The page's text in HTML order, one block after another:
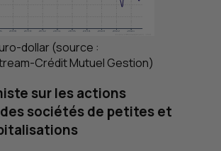
dollar (source :
Crédit Mutuel Gestion)
sur les actions
sociétés de petites et